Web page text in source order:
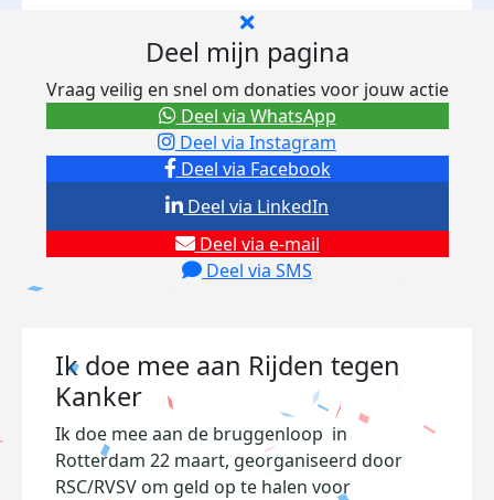
Deel mijn pagina
Vraag veilig en snel om donaties voor jouw actie
Deel via Facebook
Deel via Instagram
Deel via e-mail
Deel via SMS
Deel via LinkedIn
Deel via WhatsApp
Ik doe mee aan Rijden tegen
Kanker
Ikdoe mee aan de bruggenloop in
Rotterdam 22 maart, georganiseerd door
RSC/RVSV om geld op te halen voor